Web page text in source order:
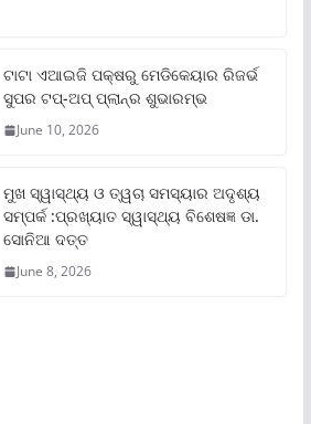
ଟାଟା ଏଆଇଜି ପକ୍ଷରୁ ମେଡିକେୟାର ରିଜର୍ଭ
ସୁପର ଟପ୍‌-ଅପ୍ ପ୍ଲାନ୍‌ର ଶୁଭାରମ୍ଭ
June 10, 2026
ମୁଖ ସ୍ୱାସ୍ଥ୍ୟ ଓ ତ୍ୱଚା ସମସ୍ୟାର ଅଦୃଶ୍ୟ
ସମ୍ପର୍କ :ପ୍ରଖ୍ୟାତ ସ୍ୱାସ୍ଥ୍ୟ ବିଶେଷଜ୍ଞ ଡା.
ସୋନିଆ ଦତ୍ତ
June 8, 2026